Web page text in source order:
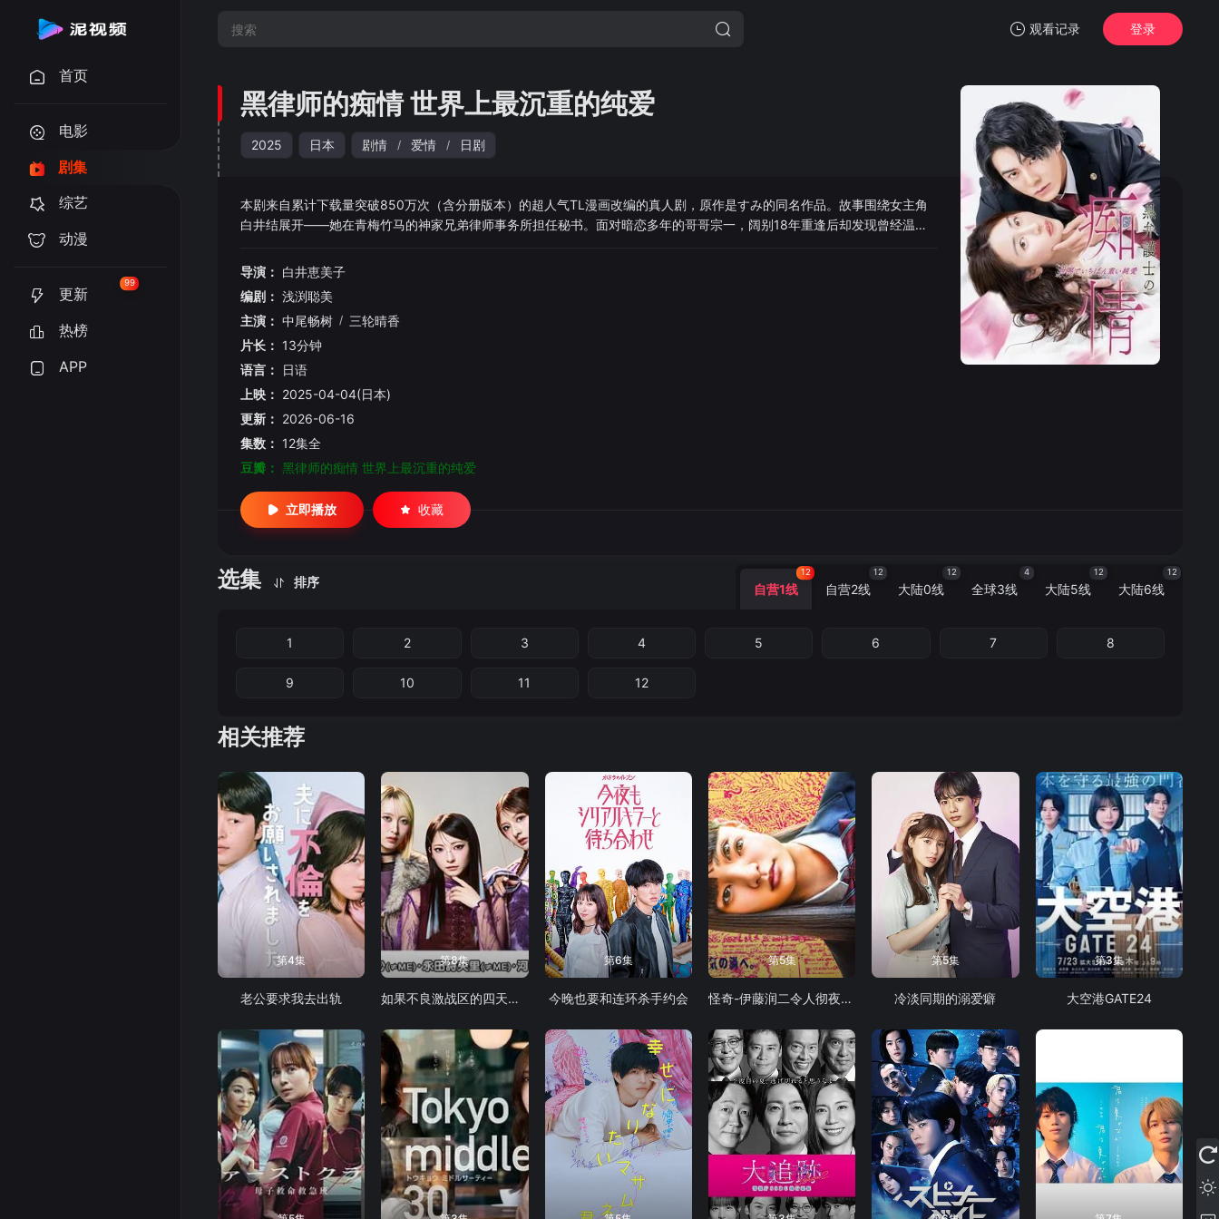
观看记录
暂无观看影片的记录
登录
首页
电影
剧集
综艺
动漫
更新
99
热榜
APP
黑律师的痴情 世界上最沉重的纯爱
2025 日本 剧情 / 爱情 / 日剧
本剧来自累计下载量突破850万次（含分册版本）的超人气TL漫画改编的真人剧，原作是すみ的同名作品。故事围绕女主角
白井结展开——她在青梅竹马的神家兄弟律师事务所担任秘书。面对暗恋多年的哥哥宗一，阔别18年重逢后却发现曾经温柔
及因弟弟与结亲近而心生嫉妒的宗一相遇，三人之间的感情纠葛即将上演。
导演： 白井恵美子
编剧： 浅渕聪美
主演： 中尾畅树 / 三轮晴香
片长： 13分钟
语言：
日语
上映： 2025-04-04(日本)
更新： 2026-06-16
集数： 12集全
豆瓣： 黑律师的痴情 世界上最沉重的纯爱
立即播放 收藏
选集 排序 自营1线
12
自营2线
12
大陆0线
12
全球3线
4
大陆5线
12
大陆6线
12
1 2 3 4 5 6 7 8
9 10 11 12
相关推荐
第4集
老公要求我去出轨
第8集
如果不良激战区的四天王转生成了偶像团体
第6集
今晚也要和连环杀手约会
第5集
怪奇-伊藤润二令人彻夜难眠的奇异故事
第5集
冷淡同期的溺爱癖
第3集
大空港GATE24